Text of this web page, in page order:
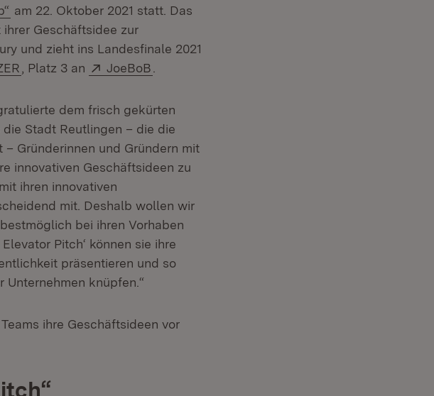
(Öffnet in neuem Fenster)
am 22. Oktober 2021 statt. Das
Geschäftsidee zur
und zieht ins Landesfinale 2021
(Öffnet in neuem Fenster)
, Platz 3 an Extern:
JoeBoB
dem frisch gekürten
Stadt Reutlingen – die die
Gründerinnen und Gründern mit
innovativen Geschäftsideen zu
ihren innovativen
mit. Deshalb wollen wir
(Öffnet in neuem Fenster)
bestmöglich bei ihren Vorhaben
Pitch‘ können sie ihre
präsentieren und so
knüpfen.“
ihre Geschäftsideen vor